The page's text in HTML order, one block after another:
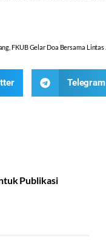
Telegram
Publikasi